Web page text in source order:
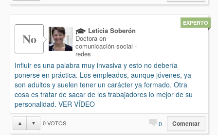
No
Leticia Soberón
Doctora en
comunicación social -
redes
Influir es una palabra muy invasiva y esto no debería
ponerse en práctica. Los empleados, aunque jóvenes, ya
son adultos y suelen tener un carácter ya formado. Otra
cosa es tratar de sacar de los trabajadores lo mejor de su
personalidad. VER VÍDEO
EXPERTO
▲ ▼ 0VOTOS 0 Comentar